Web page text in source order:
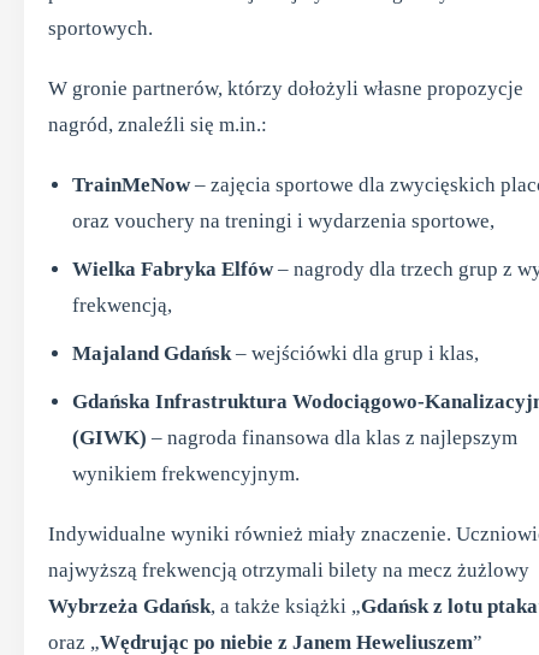
sportowych.
W gronie partnerów, którzy dołożyli własne propozycje
nagród, znaleźli się m.in.:
TrainMeNow – zajęcia sportowe dla zwycięskich
oraz vouchery na treningi i wydarzenia sportowe,
Wielka Fabryka Elfów – nagrody dla trzech grup z
frekwencją,
Majaland Gdańsk– wejściówki dla grup i klas,
Gdańska Infrastruktura Wodociągowo-
(GIWK) – nagroda finansowa dla klas z najlepszym
wynikiem frekwencyjnym.
Indywidualne wyniki również miały znaczenie.
najwyższą frekwencją otrzymali bilety na mecz żużlowy
Wybrzeża Gdańsk, a także książki „Gdańsk z lotu ptaka
oraz „Wędrując po niebie z Janem Heweliuszem”